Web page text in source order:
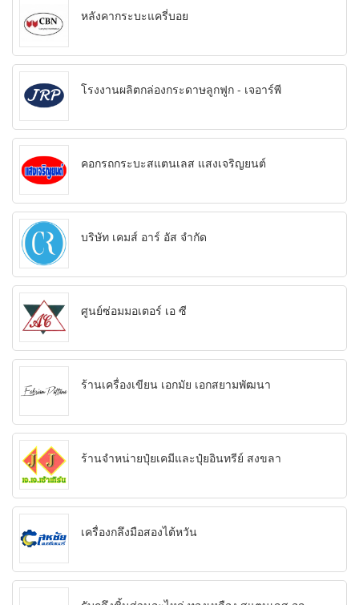
หลังคากระบะแครี่บอย
โรงงานผลิตกล่องกระดาษลูกฟูก - เจอาร์พี
คอกรถกระบะสแตนเลส แสงเจริญยนต์
บริษัท เคมส์ อาร์ อัส จำกัด
ศูนย์ซ่อมมอเตอร์ เอ ซี
ร้านเครื่องเขียน เอกมัย เอกสยามพัฒนา
ร้านจำหน่ายปุ๋ยเคมีและปุ๋ยอินทรีย์ สงขลา
เครื่องกลึงมือสองไต้หวัน